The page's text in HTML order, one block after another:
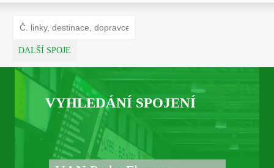
DALŠÍ SPOJE
VYHLEDÁNÍ SPOJENÍ